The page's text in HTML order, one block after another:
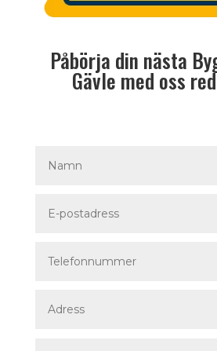
Påbörja din nästa
Gävle med oss